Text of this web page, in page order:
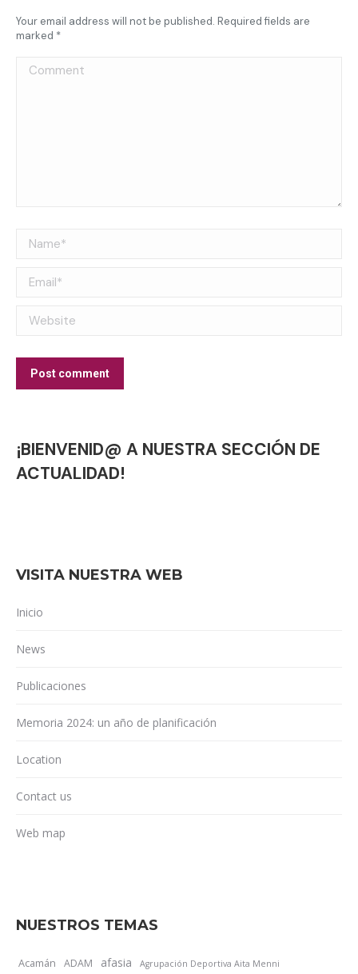
Your email address will not be published. Required fields are
marked *
Comment
Name *
Email *
Website
Post comment
¡BIENVENID@ A NUESTRA SECCIÓN DE
ACTUALIDAD!
VISITA NUESTRA WEB
Inicio
News
Publicaciones
Memoria 2024: un año de planificación
Location
Contact us
Web map
NUESTROS TEMAS
Acamán ADAM afasia Agrupación Deportiva Aita Menni